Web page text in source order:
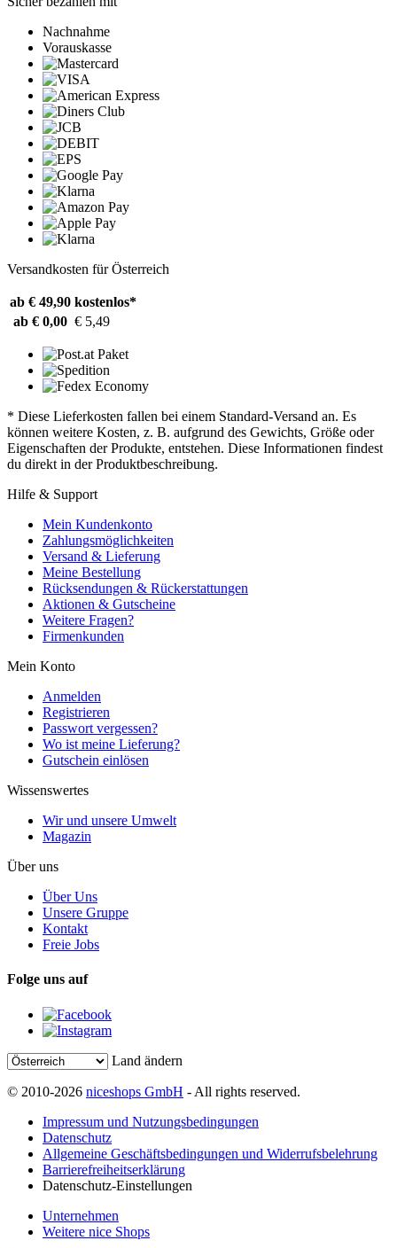
Nachnahme
Vorauskasse
Versandkosten für Österreich
ab € 49,90 kostenlos*
ab € 0,00 € 5,49
* Diese Lieferkosten fallen bei einem Standard-Versand an. Es
können weitere Kosten, z. B. aufgrund des Gewichts, Größe oder
Eigenschaften der Produkte, entstehen. Diese Informationen findest
du direkt in der Produktbeschreibung.
Hilfe & Support
Mein Kundenkonto
Zahlungsmöglichkeiten
Versand & Lieferung
Meine Bestellung
Rücksendungen & Rückerstattungen
Aktionen & Gutscheine
Weitere Fragen?
Firmenkunden
Mein Konto
Anmelden
Registrieren
Passwort vergessen?
Wo ist meine Lieferung?
Gutschein einlösen
Wissenswertes
Wir und unsere Umwelt
Magazin
Über uns
Über Uns
Unsere Gruppe
Kontakt
Freie Jobs
Folge uns auf
Land ändern
© 2010-2026 niceshops GmbH - All rights reserved.
Impressum und Nutzungsbedingungen
Datenschutz
Allgemeine Geschäftsbedingungen und Widerrufsbelehrung
Barrierefreiheitserklärung
Datenschutz-Einstellungen
Unternehmen
Weitere nice Shops